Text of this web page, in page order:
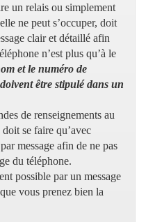
un relais ou simplement
ne peut s’occuper, doit
clair et détaillé afin
n’est plus qu’à le
et le numéro de
être stipulé dans un
de renseignements au
se faire qu’avec
message afin de ne pas
du téléphone.
possible par un message
vous prenez bien la